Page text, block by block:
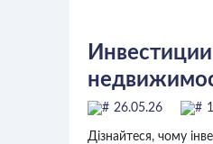
способ
26.05.26
Дізнайтеся, чому